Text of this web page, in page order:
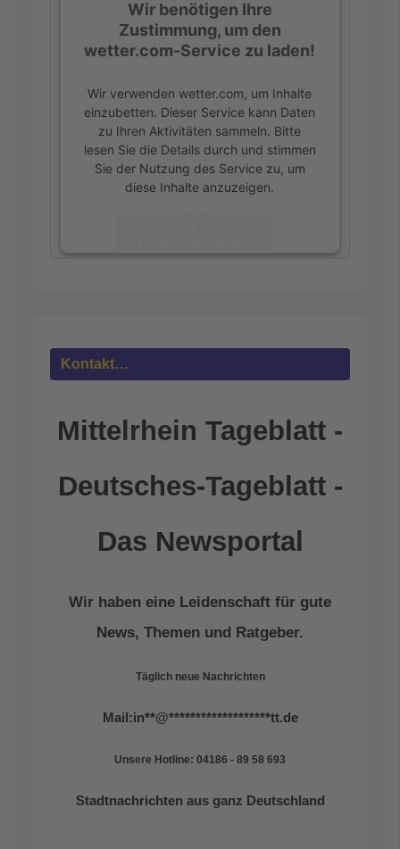
Wir benötigen Ihre
Zustimmung, um den
wetter.com-Service zu laden!
Wir verwenden wetter.com, um Inhalte
einzubetten. Dieser Service kann Daten
zu Ihren Aktivitäten sammeln. Bitte
lesen Sie die Details durch und stimmen
Sie der Nutzung des Service zu, um
diese Inhalte anzuzeigen.
Kontakt…
Mittelrhein Tageblatt -
Deutsches-Tageblatt -
Das Newsportal
Wir haben eine Leidenschaft für gute
News, Themen und Ratgeber.
Täglich neue Nachrichten
Mail:in**@*******************tt.de
Unsere Hotline: 04186 - 89 58 693
Stadtnachrichten aus ganz Deutschland